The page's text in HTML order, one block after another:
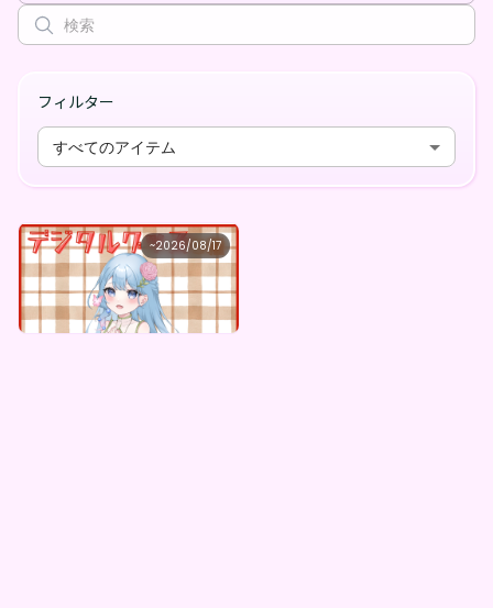
フィルター
すべてのアイテム
~2026/08/17
美花楽ハル。
美花楽ハル。 ×Vガスト開店！
最低価格
¥1,100 購入はこちら